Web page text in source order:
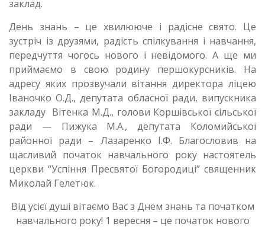
заклад.
День знань – це хвилююче і радісне свято. Це
зустріч із друзями, радість спілкування і навчання,
передчуття чогось нового і невідомого. А ще ми
приймаємо в свою родину першокурсників. На
адресу яких прозвучали вітання директора ліцею
Іваночко О.Д., депутата обласної ради, випускника
закладу Вітенка М.Д., голови Коршівської сільської
ради — Пижука М.А., депутата Коломийської
районної ради – Лазаренко І.Ф. Благословив на
щасливий початок навчального року настоятель
церкви “Успіння Пресвятої Богородиці” священник
Миколай Гелетюк.
Від усієї душі вітаємо Вас з Днем знань та початком
навчального року! 1 вересня – це початок нового